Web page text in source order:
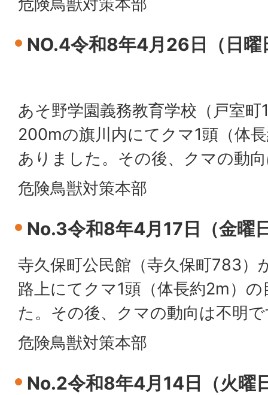
危険鳥獣対策本部
NO.4令和8年4月26日（日曜
あそ野学園義務教育学校（戸室
200mの旗川内にてクマ1頭（体
ありました。その後、クマの動
危険鳥獣対策本部
No.3令和8年4月17日（金曜
寺久保町公民館（寺久保町783）
路上にてクマ1頭（体長約2m）
た。その後、クマの動向は不明
危険鳥獣対策本部
No.2令和8年4月14日（火曜